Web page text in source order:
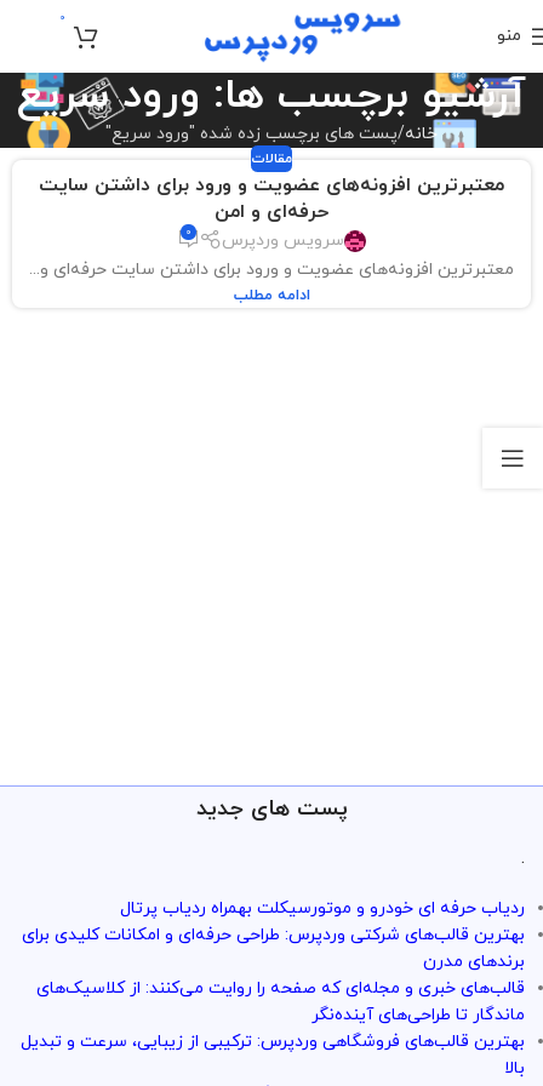
منو
0
آرشیو برچسب ها: ورود سریع
خانه پست های برچسب زده شده "ورود سریع"
مقالات
معتبرترین افزونه‌های عضویت و ورود برای داشتن سایت
حرفه‌ای و امن
سرویس وردپرس 0
معتبرترین افزونه‌های عضویت و ورود برای داشتن سایت حرفه‌ای و...
ادامه مطلب
پست های جدید
.
ردیاب حرفه ای خودرو و موتورسیکلت بهمراه ردیاب پرتال
بهترین قالب‌های شرکتی وردپرس: طراحی حرفه‌ای و امکانات کلیدی برای
برندهای مدرن
قالب‌های خبری و مجله‌ای که صفحه را روایت می‌کنند: از کلاسیک‌های
ماندگار تا طراحی‌های آینده‌نگر
بهترین قالب‌های فروشگاهی وردپرس: ترکیبی از زیبایی، سرعت و تبدیل
بالا